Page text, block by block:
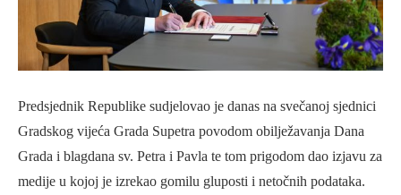
Predsjednik Republike sudjelovao je danas na svečanoj sjednici
Gradskog vijeća Grada Supetra povodom obilježavanja Dana
Grada i blagdana sv. Petra i Pavla te tom prigodom dao izjavu za
medije u kojoj je izrekao gomilu gluposti i netočnih podataka.